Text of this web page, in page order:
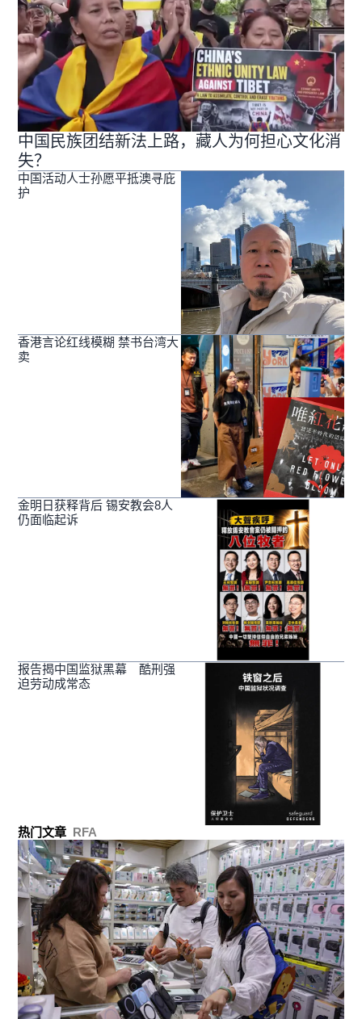
中国民族团结新法上路，藏人为何担心文化消
失？
中国活动人士孙愿平抵澳寻庇
护
香港言论红线模糊 禁书台湾大
卖
金明日获释背后 锡安教会8人
仍面临起诉
报告揭中国监狱黑幕 酷刑强
迫劳动成常态
热门文章 RFA